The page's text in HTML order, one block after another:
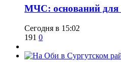
​МЧС: оснований для
Сегодня в 15:02
191 0